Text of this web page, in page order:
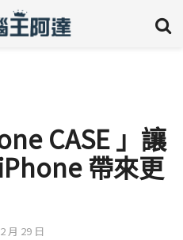
CASE 」讓
帶來更
月 29 日